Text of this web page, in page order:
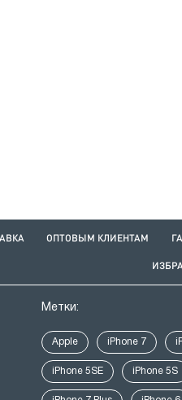
ОПТОВЫМ КЛИЕНТАМ
Метки:
Apple iPhone 7
iPhone 5SE iPhone 5S